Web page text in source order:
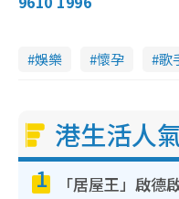
娛樂 懷孕 歌
港生活人
1